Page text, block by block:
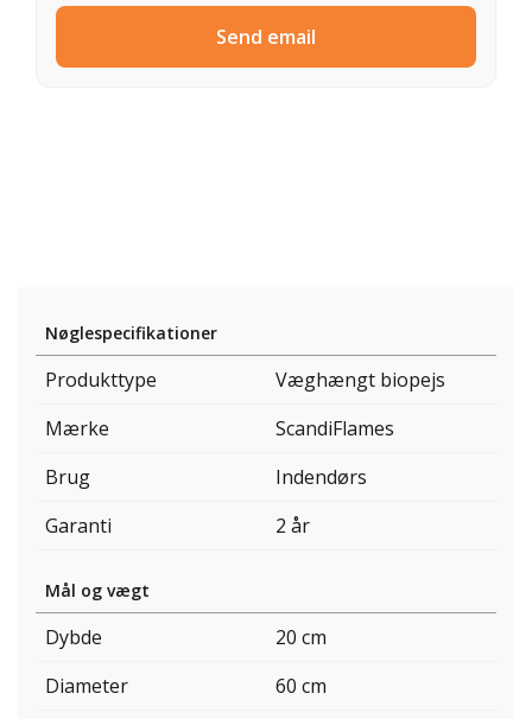
Send email
Nøglespecifikationer
Produkttype
Væghængt biopejs
Mærke
ScandiFlames
Brug
Indendørs
Garanti
2 år
Mål og vægt
Dybde
20 cm
Diameter
60 cm